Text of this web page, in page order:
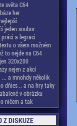
světa C64
her
jeden soubor
a legraci
o všem možném
to nejde na C64
320x200
nejen z akcí
a mnohdy několik
dňies .. a na hry taky
v obrázku
ničem a tak
Z DISKUZE